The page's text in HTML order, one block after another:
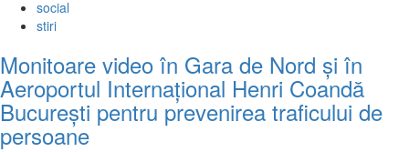
social
stiri
Monitoare video în Gara de Nord și în
Aeroportul Internațional Henri Coandă
București pentru prevenirea traficului de
persoane